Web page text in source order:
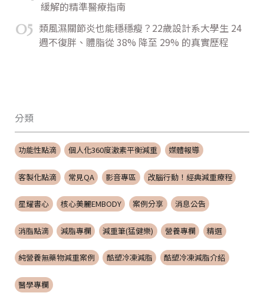
緩解的精準醫療指南
05 類風濕關節炎也能穩穩瘦？22歲設計系大學生 24
週不復胖、體脂從 38% 降至 29% 的真實歷程
分類
功能性點滴 個人化360度激素平衡減重 媒體報導
客製化點滴 常見QA 影音專區 改腦行動！經典減重療程
星耀書心 核心美麗EMBODY 案例分享 消息公告
消脂點滴 減脂專欄 減重筆(猛健樂) 營養專欄 精選
純營養無藥物減重案例 酷塑冷凍減脂 酷塑冷凍減脂介紹
醫學專欄